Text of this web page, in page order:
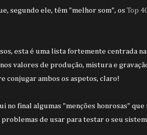
segundo ele, têm "melhor som", os Top
esta é uma lista fortemente centrada na
valores de produção, mistura e
conjugar ambos os aspetos, claro!
no final algumas "menções honrosas"
de usar para testar o seu